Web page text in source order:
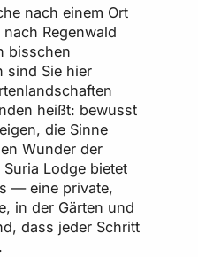
nach einem Ort
Regenwald
bisschen
sind Sie hier
heißt: bewusst
die Sinne
Wunder der
Lodge bietet
— eine private,
in der Gärten und
dass jeder Schritt